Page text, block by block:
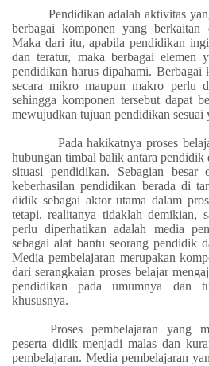
Pendidikan adalah aktivitas
berbagai komponen yang berkaitan
Maka dari itu, apabila pendidikan
dan teratur, maka berbagai elemen
pendidikan harus dipahami. Berbagai
secara mikro maupun makro perlu
sehingga komponen tersebut dapat
mewujudkan tujuan pendidikan sesuai
Pada hakikatnya proses belajar
hubungan timbal balik antara pendidik
situasi pendidikan. Sebagian besar
keberhasilan pendidikan berada di
didik sebagai aktor utama dalam
tetapi, realitanya tidaklah demikian,
perlu diperhatikan adalah media
sebagai alat bantu seorang pendidik
Media pembelajaran merupakan
dari serangkaian proses belajar
pendidikan pada umumnya dan
khususnya.
Proses pembelajaran yang
peserta didik menjadi malas dan
pembelajaran. Media pembelajaran